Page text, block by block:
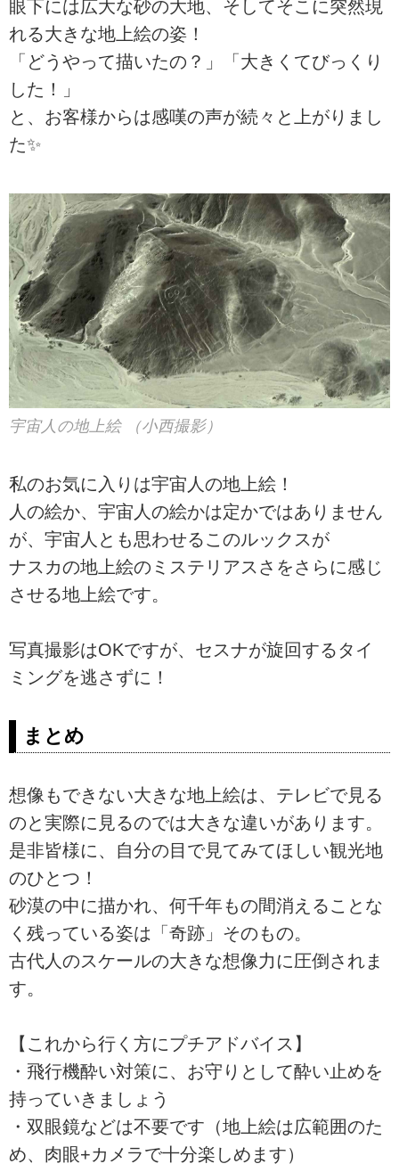
眼下には広大な砂の大地、そしてそこに突然現
れる大きな地上絵の姿！
「どうやって描いたの？」「大きくてびっくり
した！」
と、お客様からは感嘆の声が続々と上がりまし
た✨
宇宙人の地上絵 （小西撮影）
私のお気に入りは宇宙人の地上絵！
人の絵か、宇宙人の絵かは定かではありません
が、宇宙人とも思わせるこのルックスが
ナスカの地上絵のミステリアスさをさらに感じ
させる地上絵です。
写真撮影はOKですが、セスナが旋回するタイ
ミングを逃さずに！
まとめ
想像もできない大きな地上絵は、テレビで見る
のと実際に見るのでは大きな違いがあります。
是非皆様に、自分の目で見てみてほしい観光地
のひとつ！
砂漠の中に描かれ、何千年もの間消えることな
く残っている姿は「奇跡」そのもの。
古代人のスケールの大きな想像力に圧倒されま
す。
【これから行く方にプチアドバイス】
・飛行機酔い対策に、お守りとして酔い止めを
持っていきましょう
・双眼鏡などは不要です（地上絵は広範囲のた
め、肉眼+カメラで十分楽しめます）